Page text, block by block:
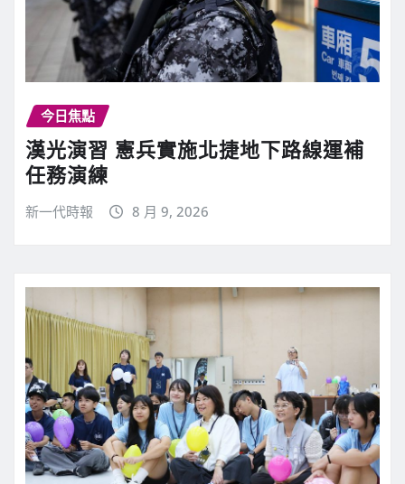
今日焦點
漢光演習 憲兵實施北捷地下路線運補
任務演練
新一代時報 8 月 9, 2026